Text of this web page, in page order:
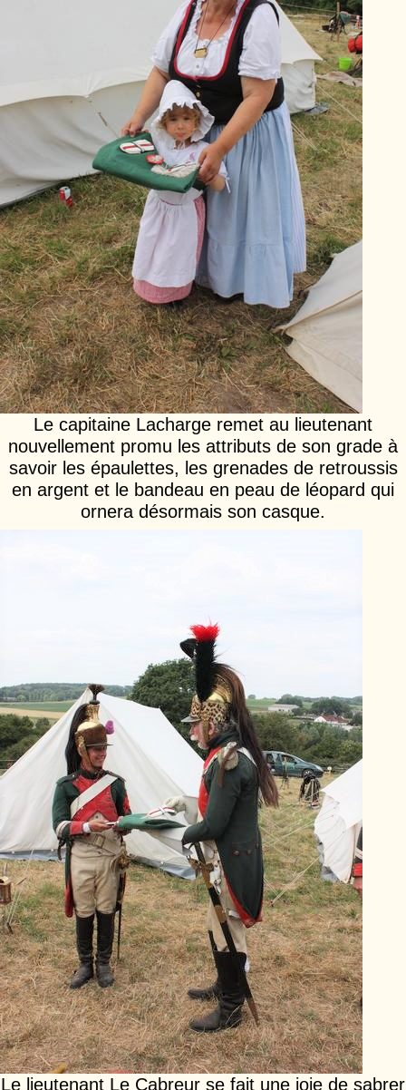
Le capitaine Lacharge remet au lieutenant
nouvellement promu les attributs de son grade à
savoir les épaulettes, les grenades de retroussis
en argent et le bandeau en peau de léopard qui
ornera désormais son casque.
Le lieutenant Le Cabreur se fait une joie de sabrer